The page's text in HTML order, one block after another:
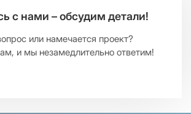
с нами – обсудим детали!
или намечается проект?
и мы незамедлительно ответим!